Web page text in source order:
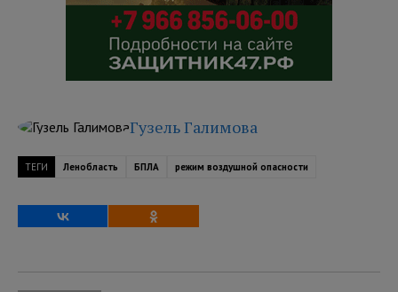
Гузель Галимова
ТЕГИ Ленобласть БПЛА режим воздушной опасности